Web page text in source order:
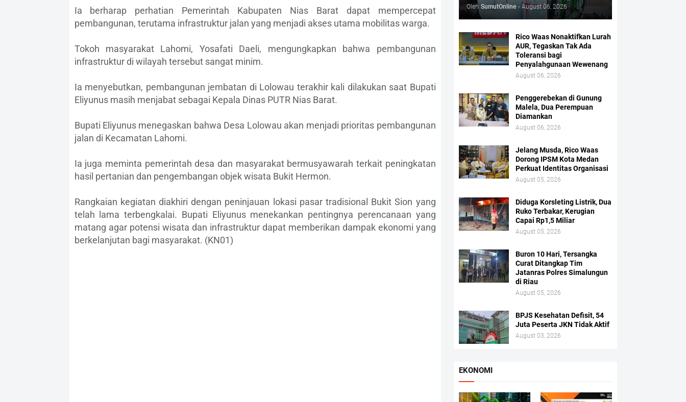
Ia berharap perhatian Pemerintah Kabupaten Nias Barat dapat mempercepat
pembangunan, terutama infrastruktur jalan yang menjadi akses utama mobilitas warga.
Tokoh masyarakat Lahomi, Yosafati Daeli, mengungkapkan bahwa pembangunan
infrastruktur di wilayah tersebut sangat minim.
Ia menyebutkan, pembangunan jembatan di Lolowau terakhir kali dilakukan saat Bupati
Eliyunus masih menjabat sebagai Kepala Dinas PUTR Nias Barat.
Bupati Eliyunus menegaskan bahwa Desa Lolowau akan menjadi prioritas pembangunan
jalan di Kecamatan Lahomi.
Ia juga meminta pemerintah desa dan masyarakat bermusyawarah terkait peningkatan
hasil pertanian dan pengembangan objek wisata Bukit Hermon.
Rangkaian kegiatan diakhiri dengan peninjauan lokasi pasar tradisional Bukit Sion yang
telah lama terbengkalai. Bupati Eliyunus menekankan pentingnya perencanaan yang
matang agar potensi wisata dan infrastruktur dapat memberikan dampak ekonomi yang
berkelanjutan bagi masyarakat. (KN01)
Oleh SumutOnline - August 06, 2026
Rico Waas Nonaktifkan Lurah
AUR, Tegaskan Tak Ada
Toleransi bagi
Penyalahgunaan Wewenang
August 06, 2026
Penggerebekan di Gunung
Malela, Dua Perempuan
Diamankan
August 06, 2026
Jelang Musda, Rico Waas
Dorong IPSM Kota Medan
Perkuat Identitas Organisasi
August 05, 2026
Diduga Korsleting Listrik, Dua
Ruko Terbakar, Kerugian
Capai Rp1,5 Miliar
August 05, 2026
Buron 10 Hari, Tersangka
Curat Ditangkap Tim
Jatanras Polres Simalungun
di Riau
August 05, 2026
BPJS Kesehatan Defisit, 54
Juta Peserta JKN Tidak Aktif
August 03, 2026
EKONOMI